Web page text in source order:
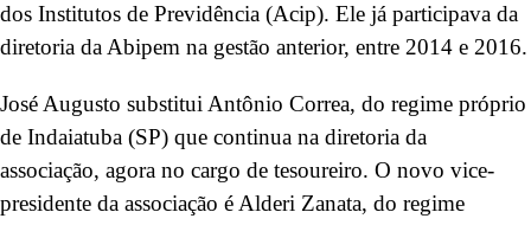
dos Institutos de Previdência (Acip). Ele já participava da
diretoria da Abipem na gestão anterior, entre 2014 e 2016.
José Augusto substitui Antônio Correa, do regime próprio
de Indaiatuba (SP) que continua na diretoria da
associação, agora no cargo de tesoureiro. O novo vice-
presidente da associação é Alderi Zanata, do regime